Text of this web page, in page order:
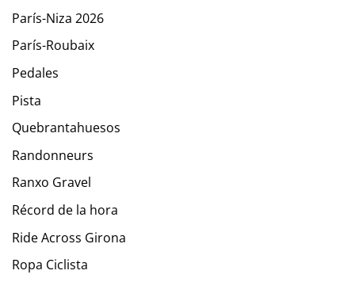
París-Niza 2026
París-Roubaix
Pedales
Pista
Quebrantahuesos
Randonneurs
Ranxo Gravel
Récord de la hora
Ride Across Girona
Ropa Ciclista